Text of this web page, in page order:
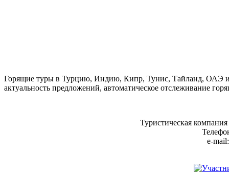
Горящие туры в Турцию, Индию, Кипр, Тунис, Тайланд, ОАЭ и
актуальность предложений, автоматическое отслеживание
Туристическая
e-